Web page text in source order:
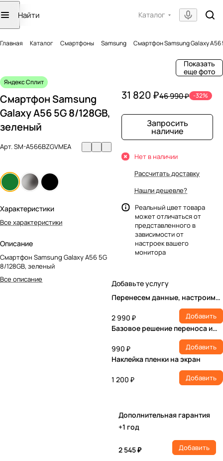
Каталог
Главная Каталог Смартфоны Samsung Смартфон Samsung Galaxy A56
Показать
еще фото
Яндекс Сплит
Смартфон Samsung
Galaxy A56 5G 8/128GB,
зеленый
Арт.SM-A566BZGVMEA
Характеристики
Все характеристики
Описание
Смартфон Samsung Galaxy A56 5G
8/128GB, зеленый
Все описание
31 820 ₽46 990 ₽ -32%
Запросить
наличие
Нет в наличии
Рассчитать доставку
Нашли дешевле?
Реальный цвет товара
может отличаться от
представленного в
зависимости от
настроек вашего
монитора
Добавьте услугу
Перенесем данные, настроим
учетную запись, установим ПО
2 990 ₽
Добавить
Базовое решение переноса и
990 ₽
Добавить
Наклейка пленки на экран
1 200 ₽ Добавить
Дополнительная гарантия
+1 год
2 545 ₽ Добавить